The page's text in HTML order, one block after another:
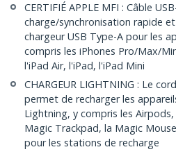
CERTIFIÉ APPLE MFI : Câble
charge/synchronisation rapide
chargeur USB Type-A pour les
compris les iPhones Pro/Max/
l'iPad Air, l'iPad, l'iPad Mini
CHARGEUR LIGHTNING : Le
permet de recharger les
Lightning, y compris les
Magic Trackpad, la Magic
pour les stations de recharge